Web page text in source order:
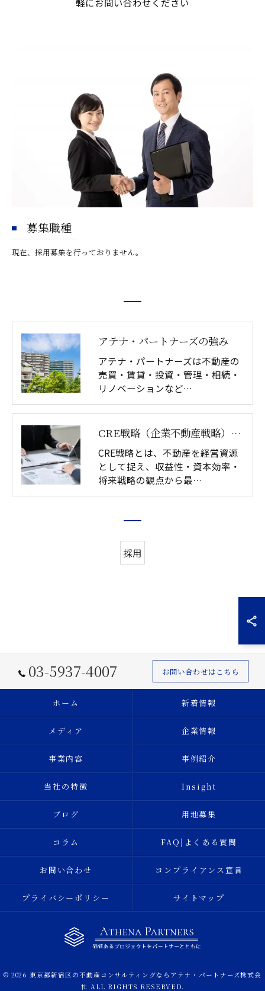
募集職種
現在、採用募集を行っておりません。
アテナ・パートナーズの強み
アテナ・パートナーズは不動産の
売買・賃貸・投資・管理・相続・
リノベーションなど…
CRE戦略（企業不動産戦略）とは｜不動産価値を最大化する意思決定｜アテナ・パートナーズ
CRE戦略とは、不動産を経営資源
として捉え、収益性・資本効率・
将来戦略の観点から最…
採用
03-5937-4007 お問い合わせはこちら
ホーム 新着情報
メディア 企業情報
事業内容 事例紹介
当社の特徴 Insight
ブログ 用地募集
コラム FAQ|よくある質問
お問い合わせ コンプライアンス宣言
プライバシーポリシー サイトマップ
© 2026 東京都新宿区の不動産コンサルティングならアテナ・パートナーズ株式会
社 ALL RIGHTS RESERVED.